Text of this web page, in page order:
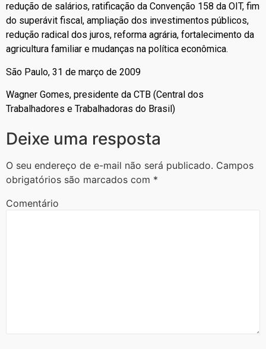
redução de salários, ratificação da Convenção 158 da OIT, fim
do superávit fiscal, ampliação dos investimentos públicos,
redução radical dos juros, reforma agrária, fortalecimento da
agricultura familiar e mudanças na política econômica.
São Paulo, 31 de março de 2009
Wagner Gomes, presidente da CTB (Central dos
Trabalhadores e Trabalhadoras do Brasil)
Deixe uma resposta
O seu endereço de e-mail não será publicado. Campos
obrigatórios são marcados com *
Comentário